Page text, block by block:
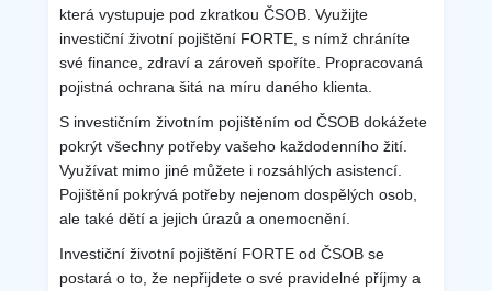
která vystupuje pod zkratkou ČSOB. Využijte
investiční životní pojištění FORTE, s nímž chráníte
své finance, zdraví a zároveň spoříte. Propracovaná
pojistná ochrana šitá na míru daného klienta.
S investičním životním pojištěním od ČSOB dokážete
pokrýt všechny potřeby vašeho každodenního žití.
Využívat mimo jiné můžete i rozsáhlých asistencí.
Pojištění pokrývá potřeby nejenom dospělých osob,
ale také dětí a jejich úrazů a onemocnění.
Investiční životní pojištění FORTE od ČSOB se
postará o to, že nepřijdete o své pravidelné příjmy a